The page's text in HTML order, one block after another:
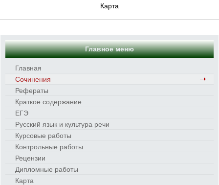
Карта
Главное меню
Главная
Сочинения
Рефераты
Краткое содержание
ЕГЭ
Русский язык и культура речи
Курсовые работы
Контрольные работы
Рецензии
Дипломные работы
Карта